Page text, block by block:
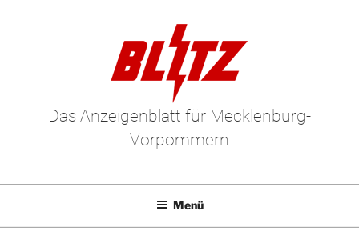
Das Anzeigenblatt für Mecklenburg-
Vorpommern
Menü